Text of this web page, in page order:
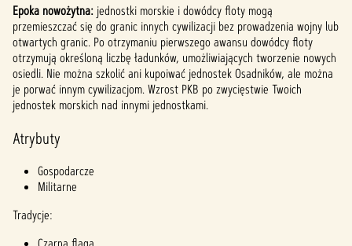
pryw
atnoś
ci
YouTu
bei
na
yłani
e
danyc
h na
serw
ery
Googl
Epoka nowożytna: jednostki morskie i dowódcy floty mogą
przemieszczać się do granic innych cywilizacji bez prowadzenia wojny lub
otwartych granic. Po otrzymaniu pierwszego awansu dowódcy floty
otrzymują określoną liczbę ładunków, umożliwiających tworzenie nowych
osiedli. Nie można szkolić ani kupoiwać jednostek Osadników, ale można
je porwać innym cywilizacjom. Wzrost PKB po zwycięstwie Twoich
jednostek morskich nad innymi jednostkami.
Atrybuty
Gospodarcze
Militarne
Tradycje: